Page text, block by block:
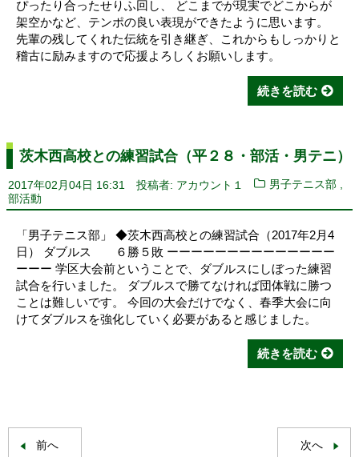
ぴったり合ったせりふ回し、 どこまでが現実でどこからが
架空かなど、テンポの良い表現ができたように思います。
先輩の残してくれた伝統を引き継ぎ、これからもしっかりと
稽古に励みますので応援よろしくお願いします。
続きを読む
茨木西高校との練習試合（平２８・部活・男テニ）
2017年02月04日 16:31 投稿者: アカウント１ 男子テニス部 ,
部活動
「男子テニス部」 ◆茨木西高校との練習試合（2017年2月4
日） ダブルス ６勝５敗 ーーーーーーーーーーーーーー
ーーー 学区大会前ということで、ダブルスにしぼった練習
試合を行いました。 ダブルスで勝てなければ団体戦に勝つ
ことは難しいです。 今回の大会だけでなく、春季大会に向
けてダブルスを強化していく必要があると感じました。
続きを読む
前へ 次へ